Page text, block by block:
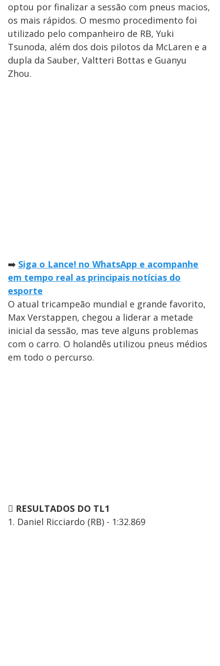
optou por finalizar a sessão com pneus macios,
os mais rápidos. O mesmo procedimento foi
utilizado pelo companheiro de RB, Yuki
Tsunoda, além dos dois pilotos da McLaren e a
dupla da Sauber, Valtteri Bottas e Guanyu
Zhou.
➡️ Siga o Lance! no WhatsApp e acompanhe
em tempo real as principais notícias do
esporte
O atual tricampeão mundial e grande favorito,
Max Verstappen, chegou a liderar a metade
inicial da sessão, mas teve alguns problemas
com o carro. O holandês utilizou pneus médios
em todo o percurso.
 RESULTADOS DO TL1
1. Daniel Ricciardo (RB) - 1:32.869